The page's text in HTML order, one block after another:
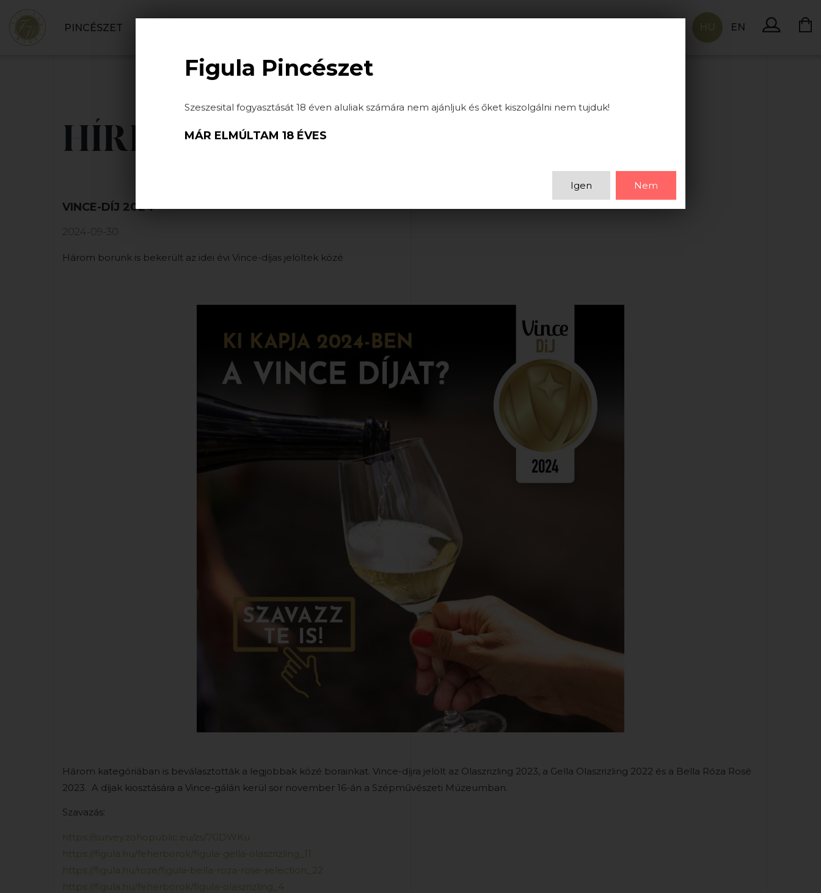
PINCÉSZET HU EN
HÍREK
VINCE-DÍJ 2024
2024-09-30
Három borunk is bekerült az idei évi Vince-díjas jelöltek közé
Három kategóriában is beválasztották a legjobbak közé borainkat. Vince-díjra jelölt az Olaszrizling 2023, a Gella Olaszrizling 2022 és a Bella Róza Rosé
2023. A díjak kiosztására a Vince-gálán kerül sor november 16-án a Szépművészeti Múzeumban.
Szavazás:
https://survey.zohopublic.eu/zs/7GDWKu
https://figula.hu/feherborok/figula-gella-olaszrizling_11
https://figula.hu/roze/figula-bella-roza-rose-selection_22
https://figula.hu/feherborok/figula-olaszrizling_4
Figula Pincészet
Szeszesital fogyasztását 18 éven aluliak számára nem ajánljuk és őket kiszolgálni nem tujduk!
MÁR ELMÚLTAM 18 ÉVES
Igen Nem